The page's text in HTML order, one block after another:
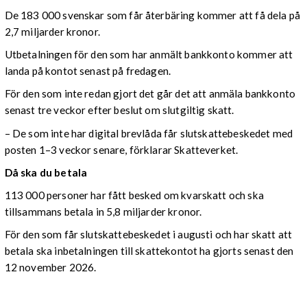
De 183 000 svenskar som får återbäring kommer att få dela på
2,7 miljarder kronor.
Utbetalningen för den som har anmält bankkonto kommer att
landa på kontot senast på fredagen.
För den som inte redan gjort det går det att anmäla bankkonto
senast tre veckor efter beslut om slutgiltig skatt.
– De som inte har digital brevlåda får slutskattebeskedet med
posten 1–3 veckor senare, förklarar Skatteverket.
Då ska du betala
113 000 personer har fått besked om kvarskatt och ska
tillsammans betala in 5,8 miljarder kronor.
För den som får slutskattebeskedet i augusti och har skatt att
betala ska inbetalningen till skattekontot ha gjorts senast den
12 november 2026.